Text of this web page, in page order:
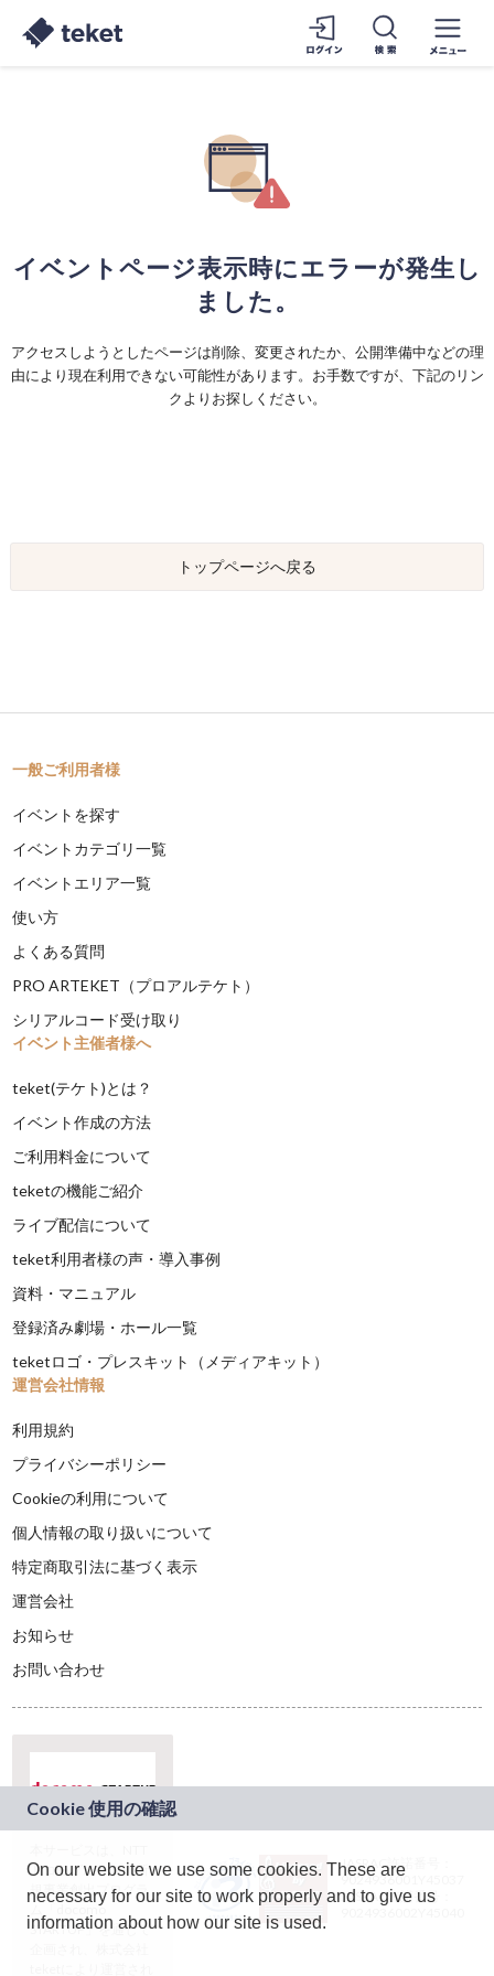
イベントページ表示時にエラーが発生し
ました。
アクセスしようとしたページは削除、変更されたか、公開準備中などの理
由により現在利用できない可能性があります。お手数ですが、下記のリン
クよりお探しください。
トップページへ戻る
一般ご利用者様
イベントを探す
イベントカテゴリ一覧
イベントエリア一覧
使い方
よくある質問
PRO ARTEKET（プロアルテケト）
シリアルコード受け取り
イベント主催者様へ
teket(テケト)とは？
イベント作成の方法
ご利用料金について
teketの機能ご紹介
ライブ配信について
teket利用者様の声・導入事例
資料・マニュアル
登録済み劇場・ホール一覧
teketロゴ・プレスキット（メディアキット）
運営会社情報
利用規約
プライバシーポリシー
Cookieの利用について
個人情報の取り扱いについて
特定商取引法に基づく表示
運営会社
お知らせ
お問い合わせ
ドコモグループの新
規事業創出プログラ
ム「docomo
STARTUP」を通じて
JASRAC許諾番号：
9024936001Y45037
JASRAC許諾番号：
On our website we use some cookies. These are
necessary for our site to work properly and to give us
information about how our site is used.